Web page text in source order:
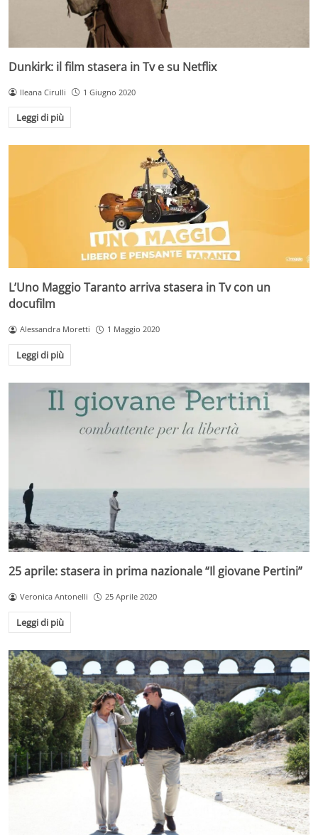
Dunkirk: il film stasera in Tv e su Netflix
Ileana Cirulli 1 Giugno 2020
Leggi di più
L’Uno Maggio Taranto arriva stasera in Tv con un
docufilm
Alessandra Moretti 1 Maggio 2020
Leggi di più
25 aprile: stasera in prima nazionale “Il giovane Pertini”
Veronica Antonelli 25 Aprile 2020
Leggi di più